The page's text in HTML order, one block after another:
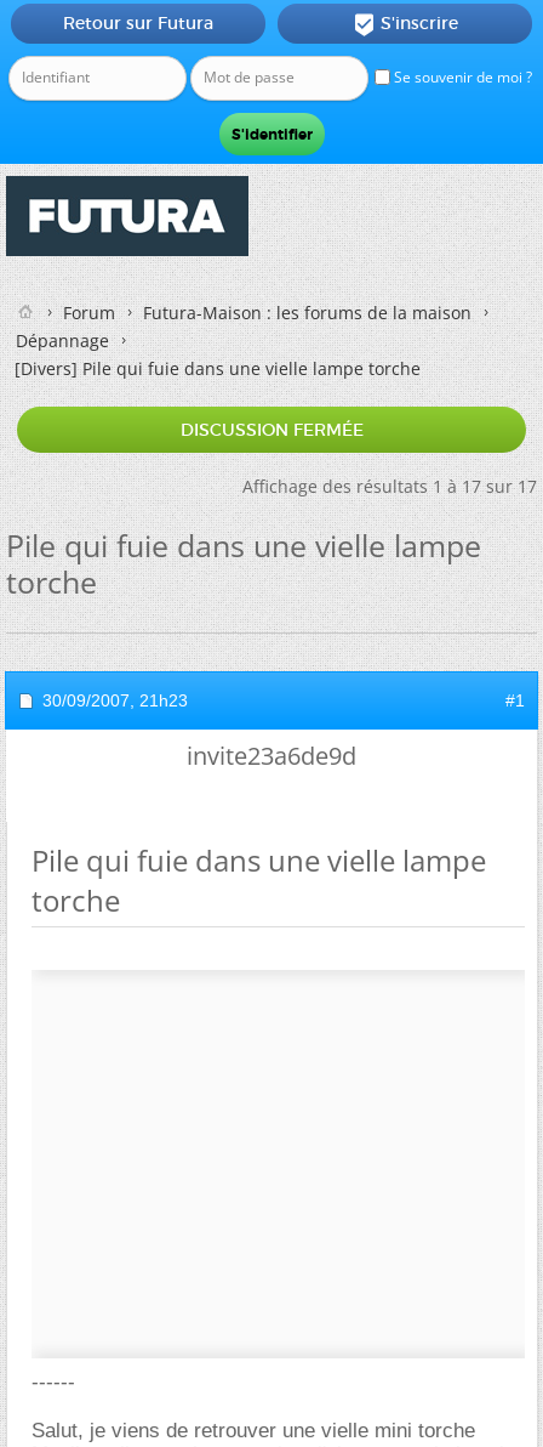
Se souvenir de moi ?
Retour sur Futura  S'inscrire
Forum
Futura-Maison : les forums de la maison
Dépannage
[Divers]Pile qui fuie dans une vielle lampe torche
DISCUSSION FERMÉE
Affichage des résultats 1 à 17 sur 17
Pile qui fuie dans une vielle lampe
torche
30/09/2007, 21h23 #1
invite23a6de9d
Pile qui fuie dans une vielle lampe
torche
------
Salut, je viens de retrouver une vielle mini torche